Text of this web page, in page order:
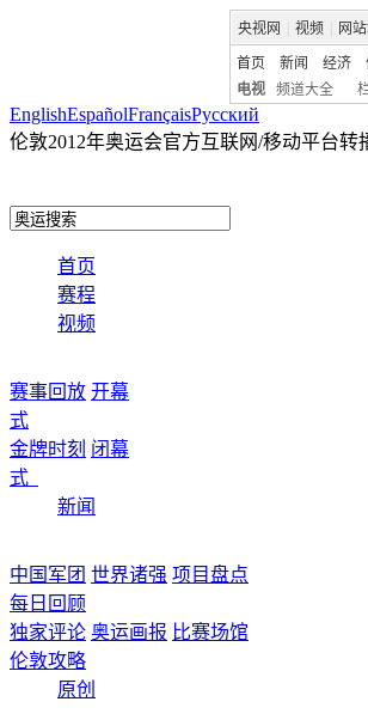
央视网 视频 网
首页 新闻 经济
电视
频道大全
EnglishEspañolFrançaisPусский
伦敦2012年奥运会官方互联网/移动平台转
首页
赛程
视频
赛事回放 开幕
式
金牌时刻 闭幕
式
新闻
中国军团 世界诸强 项目盘点
每日回顾
独家评论 奥运画报 比赛场馆
伦敦攻略
原创